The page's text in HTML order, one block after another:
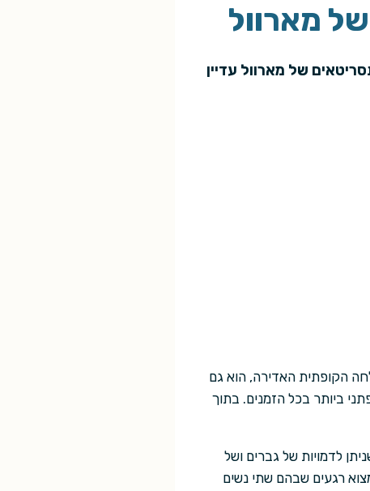
מארוול
של מארוול עדיין
מעבר להצלחה הקופתית האדירה, הוא גם
ביותר בכל הזמנים. בתוך
לדמויות של גברים ושל
למצוא רגעים שבהם שתי נשים